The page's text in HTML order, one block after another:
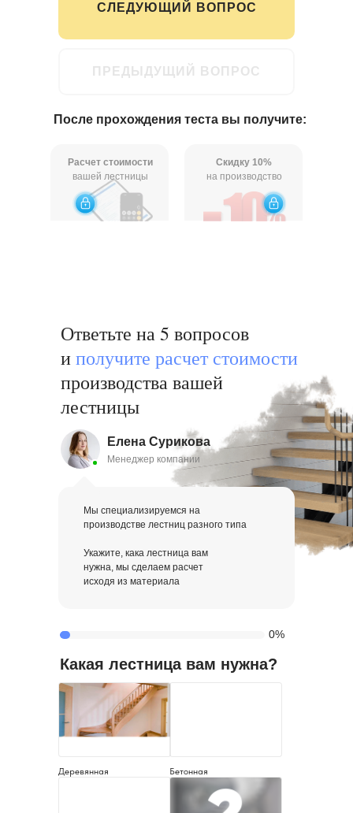
ПРЕДЫДУЩИЙ ВОПРОС
После прохождения теста вы получите:
Расчет стоимости
вашей лестницы
Скидку 10%
на производство
СЛЕДУЮЩИЙ ВОПРОС
Какая лестница вам нужна?
0%
Деревянная Бетонная
Ответьте на 5 вопросов
иполучи те расчет стоимости
производства вашей
лестницы
Елена Сурикова
Менеджер компании
Мы специализируемся на
производстве лестниц разного типа
Укажите, кака лестница вам
нужна, мы сделаем расчет
исходя из материала